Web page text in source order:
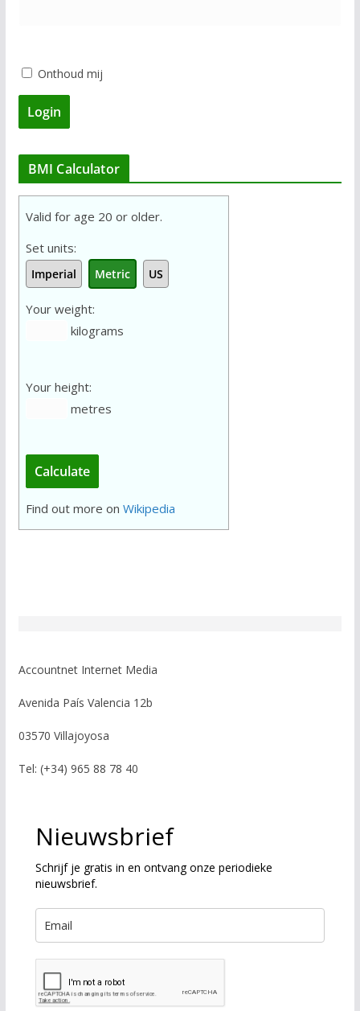
Onthoud mij
Login
BMI Calculator
Valid for age 20 or older.
Set units:
Imperial Metric US
Your weight:
kilograms
Your height:
metres
Calculate
Find out more on Wikipedia
Accountnet Internet Media
Avenida País Valencia 12b
03570 Villajoyosa
Tel: (+34) 965 88 78 40
Nieuwsbrief
Schrijf je gratis in en ontvang onze periodieke
nieuwsbrief.